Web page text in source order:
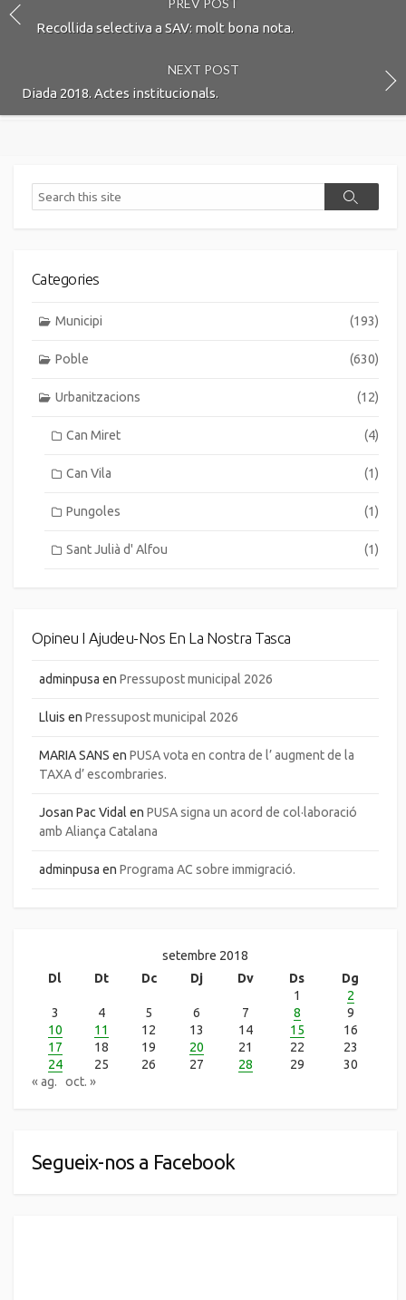
PREV POST
Recollida selectiva a SAV: molt bona nota.
NEXT POST
Diada 2018. Actes institucionals.
Search
Search
Categories
Municipi (193)
Poble (630)
Urbanitzacions (12)
Can Miret (4)
Can Vila (1)
Pungoles (1)
Sant Julià d' Alfou (1)
Opineu I Ajudeu-Nos En La Nostra Tasca
adminpusa en Pressupost municipal 2026
Lluis en Pressupost municipal 2026
MARIA SANS en PUSA vota en contra de l’ augment de la
TAXA d’ escombraries.
Josan Pac Vidal en PUSA signa un acord de col·laboració
amb Aliança Catalana
adminpusa en Programa AC sobre immigració.
setembre 2018
Dl
Dt Dc Dj Dv Ds
Dg
1
2
3
4 5 6 7 8
9
10
11 12 13 14 15
16
17
18 19 20 21 22
23
24
25 26 27 28 29
30
« ag.
oct. »
Segueix-nos a Facebook